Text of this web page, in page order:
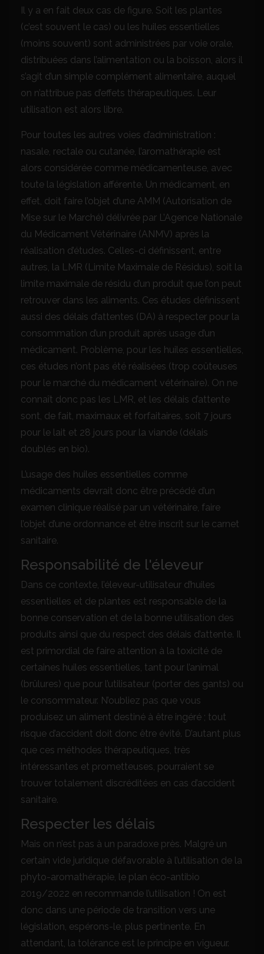
Il y a en fait deux cas de figure. Soit les plantes
(c’est souvent le cas) ou les huiles essentielles
(moins souvent) sont administrées par voie orale,
distribuées dans l’alimentation ou la boisson, alors il
s’agit d’un simple complément alimentaire, auquel
on n’attribue pas d’effets thérapeutiques. Leur
utilisation est alors libre.
Pour toutes les autres voies d’administration :
nasale, rectale ou cutanée, l’aromathérapie est
alors considérée comme médicamenteuse, avec
toute la législation afférente. Un médicament, en
effet, doit faire l’objet d’une AMM (Autorisation de
Mise sur le Marché) délivrée par L’Agence Nationale
du Médicament Vétérinaire (ANMV) après la
réalisation d’études. Celles-ci définissent, entre
autres, la LMR (Limite Maximale de Résidus), soit la
limite maximale de résidu d’un produit que l’on peut
retrouver dans les aliments. Ces études définissent
aussi des délais d’attentes (DA) à respecter pour la
consommation d’un produit après usage d’un
médicament. Problème, pour les huiles essentielles,
ces études n’ont pas été réalisées (trop coûteuses
pour le marché du médicament vétérinaire). On ne
connaît donc pas les LMR, et les délais d’attente
sont, de fait, maximaux et forfaitaires, soit 7 jours
pour le lait et 28 jours pour la viande (délais
doublés en bio).
L’usage des huiles essentielles comme
médicaments devrait donc être précédé d’un
examen clinique réalisé par un vétérinaire, faire
l’objet d’une ordonnance et être inscrit sur le carnet
sanitaire.
Responsabilité de l'éleveur
Dans ce contexte, l’éleveur-utilisateur d’huiles
essentielles et de plantes est responsable de la
bonne conservation et de la bonne utilisation des
produits ainsi que du respect des délais d’attente. Il
est primordial de faire attention à la toxicité de
certaines huiles essentielles, tant pour l’animal
(brûlures) que pour l’utilisateur (porter des gants) ou
le consommateur. N’oubliez pas que vous
produisez un aliment destiné à être ingéré ; tout
risque d’accident doit donc être évité. D’autant plus
que ces méthodes thérapeutiques, très
intéressantes et prometteuses, pourraient se
trouver totalement discréditées en cas d’accident
sanitaire.
Respecter les délais
Mais on n’est pas à un paradoxe près. Malgré un
certain vide juridique défavorable à l’utilisation de la
phyto-aromathérapie, le plan éco-antibio
2019/2022 en recommande l’utilisation ! On est
donc dans une période de transition vers une
législation, espérons-le, plus pertinente. En
attendant, la tolérance est le principe en vigueur.